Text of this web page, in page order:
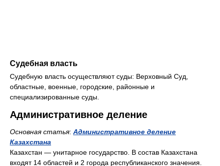
Судебная власть
Судебную власть осуществляют суды: Верховный Суд,
областные, военные, городские, районные и
специализированные суды.
Административное деление
Основная статья: Административное деление
Казахстана
Казахстан — унитарное государство. В состав Казахстана
входят 14 областей и 2 города республиканского значения.